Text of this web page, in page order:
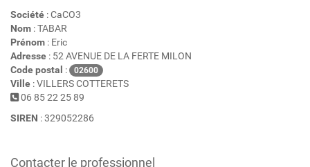
Société : CaCO3
Nom : TABAR
Prénom : Eric
Adresse : 52 AVENUE DE LA FERTE MILON
Code postal : 02600
Ville : VILLERS COTTERETS
06 85 22 25 89
SIREN : 329052286
Contacter le professionnel